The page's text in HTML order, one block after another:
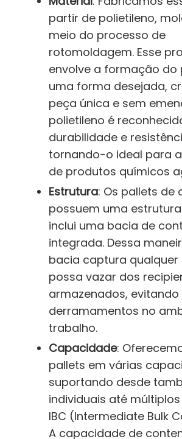
partir de polietileno,
meio do processo de
rotomoldagem. Esse
envolve a formação do
uma forma desejada,
peça única e sem
polietileno é
durabilidade e
tornando-o ideal para
de produtos químicos
Estrutura: Os pallets de
possuem uma
inclui uma bacia de
integrada. Dessa
bacia captura qualquer
possa vazar dos
armazenados, evitando
derramamentos no
trabalho.
Capacidade:
pallets em várias
suportando desde
individuais até
IBC (Intermediate Bulk
A capacidade de